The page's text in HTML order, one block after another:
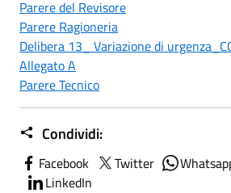
Parere del Revisore
Parere Ragioneria
Delibera 13_ Variazione di
Allegato A
Parere Tecnico
Condividi:
Facebook Twitter
LinkedIn